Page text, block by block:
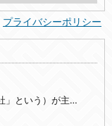
・必須登録：氏名、生年月日、性別、住所、電話番号、メールアドレス、パスワード
・任意登録：ニックネーム、プロフィール画像、希望するメールマガジンの種類
【当社サービスをご利用時に当社が取得またはご提供いただく情報】
・法律上の要請等により、本人確認を行うための本人確認書類（運転免許証、健康保険証、住民票の写し等）、および当該書類に含まれる情報
プライバシーポリシー
本規約は、シュッピン株式会社（以下「弊社」という）が主催・運営するインターネット上のWebサイト『mapcamera.com』（以下「本サイト」という）及び本サイトを通じて提供されるサービス（以下「本サービス」といいます）をご利用いただく際の、ユーザーと弊社間の一切の関係に適用されます。